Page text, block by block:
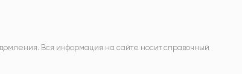
Вся информация на сайте носит справочный